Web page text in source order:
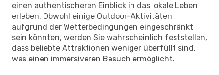
einen authentischeren Einblick in das lokale Leben
erleben. Obwohl einige Outdoor-Aktivitäten
aufgrund der Wetterbedingungen eingeschränkt
sein könnten, werden Sie wahrscheinlich feststellen,
dass beliebte Attraktionen weniger überfüllt sind,
was einen immersiveren Besuch ermöglicht.